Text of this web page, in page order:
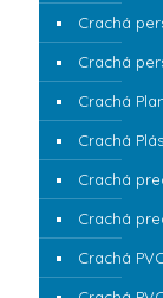
Crachá
Crachá
Crachá
Crachá
Crachá
Crachá
Crachá